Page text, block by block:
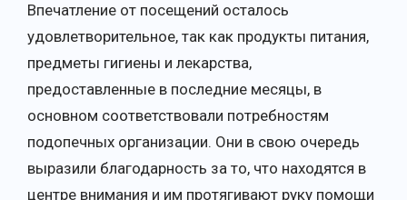
Впечатление от посещений осталось
удовлетворительное, так как продукты питания,
предметы гигиены и лекарства,
предоставленные в последние месяцы, в
основном соответствовали потребностям
подопечных организации. Они в свою очередь
выразили благодарность за то, что находятся в
центре внимания и им протягивают руку помощи